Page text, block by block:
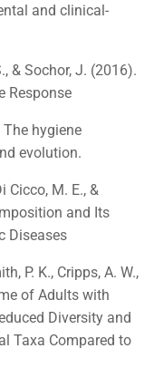
and clinical-
& Sochor, J. (2016).
Response
The hygiene
evolution.
Cicco, M. E., &
and Its
Diseases
P. K., Cripps, A. W.,
of Adults with
Diversity and
Taxa Compared to